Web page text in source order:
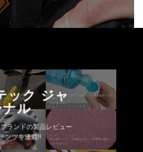
ック ジャ
ナル
ランドの製品レビュー
ンツを連載!!